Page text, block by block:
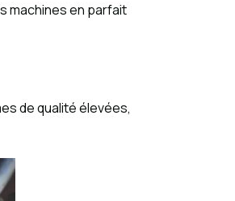
machines en parfait
de qualité élevées,